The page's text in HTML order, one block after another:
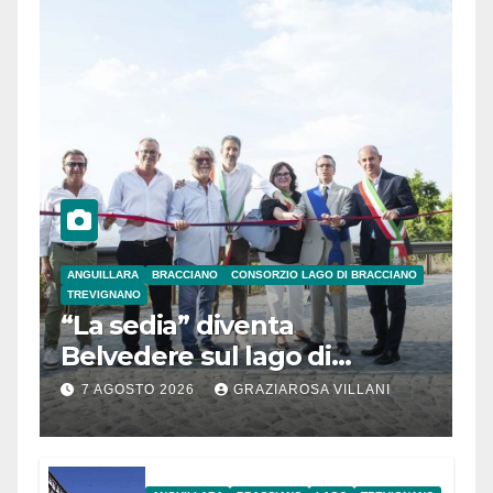
ANGUILLARA BRACCIANO
CONSORZIO LAGO DI BRACCIANO
TREVIGNANO
“La sedia” diventa
Belvedere sul lago di
Bracciano: ieri
l’inaugurazione
7 AGOSTO 2026 GRAZIAROSA VILLANI